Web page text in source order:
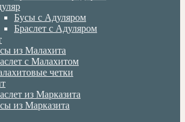
Бусы с Адуляром
Браслет с Адуляром
из Малахита
с Малахитом
четки
из Марказита
из Марказита